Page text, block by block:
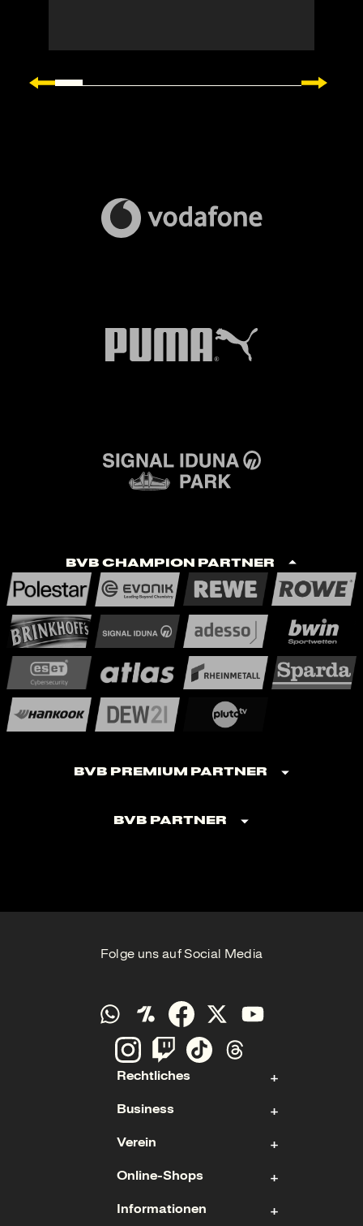
BVB Champion Partner
BVB Premium Partner
BVB Partner
Folge uns auf Social Media
Rechtliches
Kontakt
Impressum
Datenschutz
Cookies
Business
Aktie
Sponsoring & Hospitality
Geschäftsführung
Verein
Fan- und Förderabteilung
Mitgliedschaft
Online-Shops
Ticketshop
Informationen